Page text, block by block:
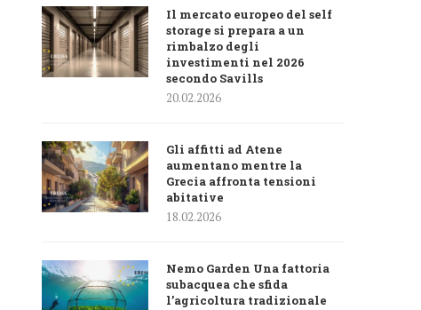
Il mercato europeo del self
storage si prepara a un
rimbalzo degli
investimenti nel 2026
secondo Savills
20.02.2026
Gli affitti ad Atene
aumentano mentre la
Grecia affronta tensioni
abitative
18.02.2026
Nemo Garden Una fattoria
subacquea che sfida
l’agricoltura tradizionale